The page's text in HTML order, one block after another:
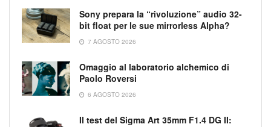
Sony prepara la “rivoluzione” audio 32-
bit float per le sue mirrorless Alpha?
7 AGOSTO 2026
Omaggio al laboratorio alchemico di
Paolo Roversi
6 AGOSTO 2026
Il test del Sigma Art 35mm F1.4 DG II: